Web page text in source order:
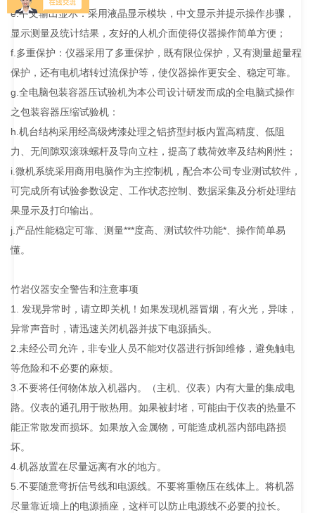
e.中文输出显示：采用液晶显示模块，中文显示并提示操作步骤，
显示测量及统计结果，友好的人机介面使得仪器操作简单方便；
f.多重保护：仪器采用了多重保护，既有限位保护，又有测量超量程
保护，还有电机堵转过流保护等，使仪器操作更安全、稳定可靠。
g.全电脑包装容器压试验机为本公司设计研发而成的全电脑式操作
之包装容器压缩试验机：
h.机台结构采用经高级烤漆处理之铝挤型封板内置高精度、低阻
力、无间隙双滚珠螺杆及导向立柱，提高了载荷效率及结构刚性；
i.微机系统采用商用电脑作为主控制机，配合本公司专业测试软件，
可完成所有试验参数设定、工作状态控制、数据采集及分析处理结
果显示及打印输出。
j.产品性能稳定可靠、测量***度高、测试软件功能*、操作简单易
懂。
竹岩仪器安全警告和注意事项
1. 发现异常时，请立即关机！如果发现机器冒烟，有火光，异味，
异常声音时，请迅速关闭机器并拔下电源插头。
2.未经公司允许，非专业人员不能对仪器进行拆卸维修，避免触电
等危险和不必要的麻烦。
3.不要将任何物体放入机器内。（主机、仪表）内有大量的集成电
路。仪表的通孔用于散热用。如果被封堵，可能由于仪表的热量不
能正常散发而损坏。如果放入金属物，可能造成机器内部电路损
坏。
4.机器放置在尽量远离有水的地方。
5.不要随意弯折信号线和电源线。不要将重物压在线体上。将机器
尽量靠近墙上的电源插座，这样可以防止电源线不必要的拉长。